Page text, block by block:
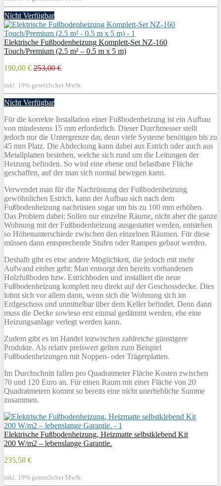
Nicht Verfügbar
Elektrische Fußbodenheizung Komplett-Set NZ-160
Touch/Premium (2.5 m² – 0.5 m x 5 m)
190,00 € 253,00 €
inkl. 19% gesetzlicher MwSt.
Nicht Verfügbar
Für die korrekte Installation einer Fußbodenheizung ist ein Aufbau
von mindestens 15 mm erforderlich. Dieser Durchmesser stellt
jedoch nur die Untergrenze dar, denn viele Systeme benötigen bis zu
45 mm Platz. Die Abdeckung kann dabei aus Estrich oder auch aus
Metallplatten bestehen, welche sich rund um die Leitungen der
Heizung befinden. So wird eine ebene und belastbare Fläche
geschaffen, auf der man sich normal bewegen kann.
Verwendet man für die Nachrüstung der Fußbodenheizung
gewöhnlichen Estrich, kann der Aufbau sich nach dem
Fußbodenheizung nachrüsten sogar um bis zu 100 mm erhöhen.
Das Problem dabei: Sollen nur einzelne Räume, nicht aber die ganze
Wohnung mit der Fußbodenheizung ausgestattet werden, entstehen
so Höhenunterschiede zwischen den einzelnen Räumen. Für diese
müssen dann entsprechende Stufen oder Rampen gebaut werden.
Deshalb gibt es eine andere Möglichkeit, die jedoch mit mehr
Aufwand einher geht: Man entsorgt den bereits vorhandenen
Holzfußboden bzw. Estrichboden und installiert die neue
Fußbodenheizung komplett neu direkt auf der Geschossdecke. Dies
lohnt sich vor allem dann, wenn sich die Wohnung sich im
Erdgeschoss und unmittelbar über dem Keller befindet. Denn dann
muss die Decke sowieso erst einmal gedämmt werden, ehe eine
Heizungsanlage verlegt werden kann.
Zudem gibt es im Handel inzwischen zahlreiche günstigere
Produkte. Als relativ preiswert gelten zum Beispiel
Fußbodenheizungen mit Noppen- oder Trägerplatten.
Im Durchschnitt fallen pro Quadratmeter Fläche Kosten zwischen
70 und 120 Euro an. Für einen Raum mit einer Fläche von 20
Quadratmetern kommt so bereits eine nicht unerhebliche Summe
zusammen.
Elektrische Fußbodenheizung, Heizmatte selbstklebend Kit
200 W/m2 – lebenslange Garantie.
235,58 €
inkl. 19% gesetzlicher MwSt.